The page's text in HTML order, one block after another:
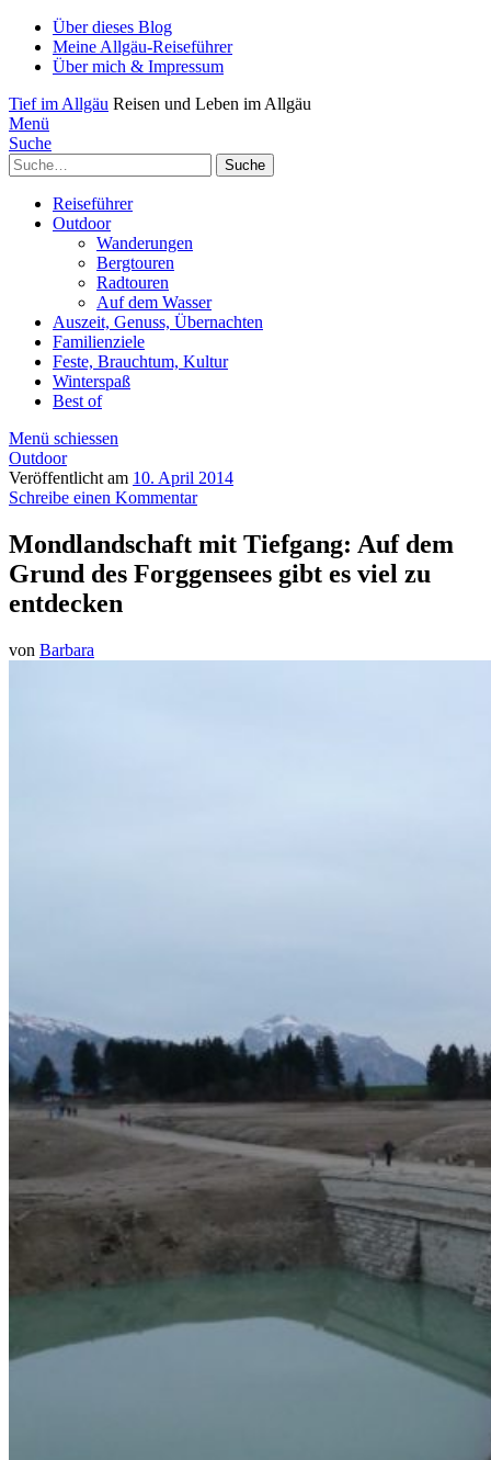
Über dieses Blog
Meine Allgäu-Reiseführer
Über mich & Impressum
Tief im Allgäu Reisen und Leben im Allgäu
Menü
Suche
Suche
Reiseführer
Outdoor
Wanderungen
Bergtouren
Radtouren
Auf dem Wasser
Auszeit, Genuss, Übernachten
Familienziele
Feste, Brauchtum, Kultur
Winterspaß
Best of
Menü schiessen
Outdoor
Veröffentlicht am 10. April 2014
Schreibe einen Kommentar
Mondlandschaft mit Tiefgang: Auf dem
Grund des Forggensees gibt es viel zu
entdecken
von Barbara